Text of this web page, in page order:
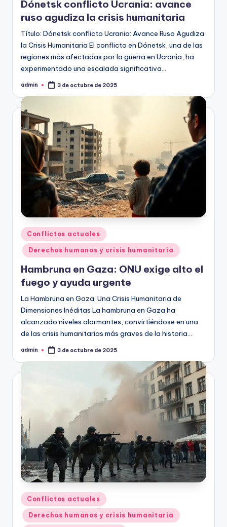
Dónetsk conflicto Ucrania: avance
ruso agudiza la crisis humanitaria
Título: Dónetsk conflicto Ucrania: Avance Ruso Agudiza
la Crisis Humanitaria El conflicto en Dónetsk, una de las
regiones más afectadas por la guerra en Ucrania, ha
experimentado una escalada significativa…
Publicado
admin 3 de octubre de 2025
Publicado
en
Conflictos actuales
Derechos humanos y crisis humanitaria
Hambruna en Gaza: ONU exige alto el
fuego y ayuda urgente
La Hambruna en Gaza: Una Crisis Humanitaria de
Dimensiones Inéditas La hambruna en Gaza ha
alcanzado niveles alarmantes, convirtiéndose en una
de las crisis humanitarias más graves de la historia…
Publicado
admin 3 de octubre de 2025
Publicado
en
Conflictos actuales
Derechos humanos y crisis humanitaria